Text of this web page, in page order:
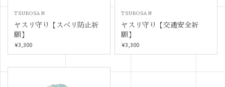
TSUBOSAN
ヤスリ守り【スベリ防止祈
願】
¥3,300
TSUBOSAN
ヤスリ守り【交通安全祈
願】
¥3,300